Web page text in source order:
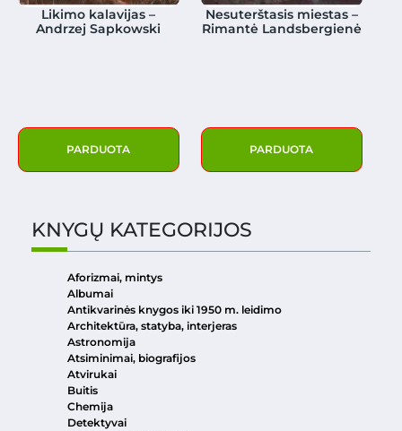
Likimo kalavijas –
Andrzej Sapkowski
PARDUOTA
Nesuterštasis miestas –
Rimantė Landsbergienė
PARDUOTA
KNYGŲ KATEGORIJOS
Aforizmai, mintys
Albumai
Antikvarinės knygos iki 1950 m. leidimo
Architektūra, statyba, interjeras
Astronomija
Atsiminimai, biografijos
Atvirukai
Buitis
Chemija
Detektyvai